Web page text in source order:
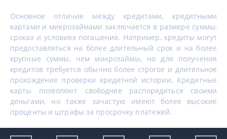
Основное отличие между кредитами, кредитными
картами и микрозаймами заключается в размере суммы,
сроках и условиях погашения. Например, кредиты могут
предоставляться на более длительный срок и на более
крупные суммы, чем микрозаймы, но для получения
кредитов требуется обычно более строгое и длительное
прохождение проверки кредитной истории. Кредитные
карты позволяют свободнее распорядиться своими
деньгами, но также зачастую имеют более высокие
проценты и штрафы за просрочку платежей.